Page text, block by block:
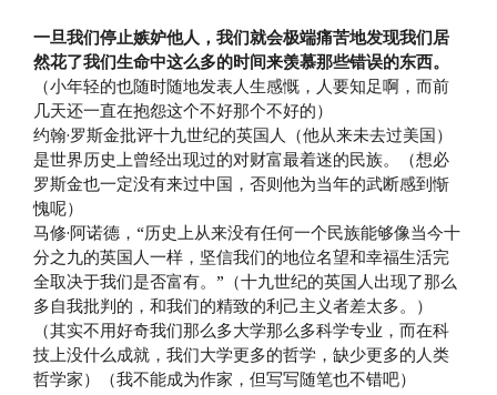
一旦我们停止嫉妒他人，我们就会极端痛苦地发现我们居
然花了我们生命中这么多的时间来羡慕那些错误的东西。
（小年轻的也随时随地发表人生感慨，人要知足啊，而前
几天还一直在抱怨这个不好那个不好的）
约翰·罗斯金批评十九世纪的英国人（他从来未去过美国）
是世界历史上曾经出现过的对财富最着迷的民族。（想必
罗斯金也一定没有来过中国，否则他为当年的武断感到惭
愧呢）
马修·阿诺德，“历史上从来没有任何一个民族能够像当今十
分之九的英国人一样，坚信我们的地位名望和幸福生活完
全取决于我们是否富有。”（十九世纪的英国人出现了那么
多自我批判的，和我们的精致的利己主义者差太多。）
（其实不用好奇我们那么多大学那么多科学专业，而在科
技上没什么成就，我们大学更多的哲学，缺少更多的人类
哲学家）（我不能成为作家，但写写随笔也不错吧）